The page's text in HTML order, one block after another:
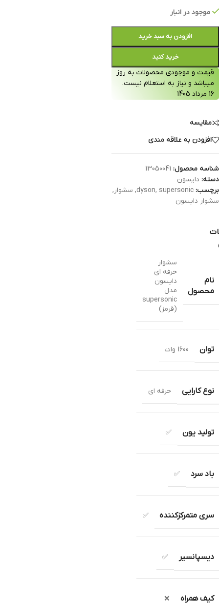
موجود در انبار
افزودن به سبد خرید
خرید کنید
قیمت و موجودی محصولات به روز
میباشد و نیاز به استعلام نیست.
16 مرداد 1405
مقایسه
افزودن به علاقه مندی
شناسه محصول: 13050041
دسته: دایسون
برچسب:
dyson, supersonic
, سشوار,
سشوار دایسون
نام
محصول
سشوار
حرفه ای
دایسون
مدل
supersonic
(قرمز)
توان 1600 وات
نوع کارایی حرفه ای
تولید یون ✅
باد سرد ✅
سری متمرکزکننده ✅
دیسپانسیر ✅
کیف همراه ❌